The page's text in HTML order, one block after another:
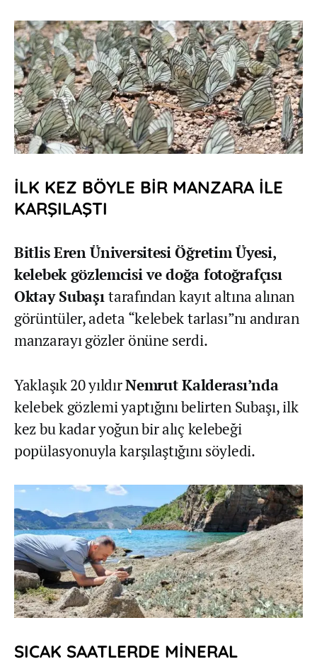
İLK KEZ BÖYLE BİR MANZARA İLE
KARŞILAŞTI
Bitlis Eren Üniversitesi Öğretim Üyesi,
kelebek gözlemcisi ve doğa fotoğrafçısı
Oktay Subaşıtarafından kayıt altına alınan
görüntüler, adeta “kelebek tarlası”nı andıran
manzarayı gözler önüne serdi.
Yaklaşık 20 yıldırNemrut Kalderası’nda
kelebek gözlemi yaptığını belirten Subaşı, ilk
kez bu kadar yoğun bir alıç kelebeği
popülasyonuyla karşılaştığını söyledi.
SICAK SAATLERDE MİNERAL